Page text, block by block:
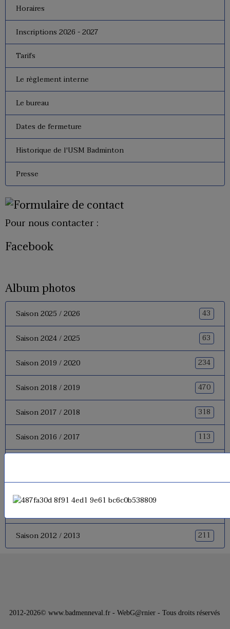
Horaires
Inscriptions 2026 - 2027
Tarifs
Le règlement interne
Le bureau
Dates de fermeture
Historique de l'USM Badminton
Presse
Pour nous contacter :
Facebook
Album photos
Saison 2025 / 2026 43
Saison 2024 / 2025 63
Saison 2019 / 2020 234
Saison 2018 / 2019 470
Saison 2017 / 2018 318
Saison 2016 / 2017 113
Saison 2014 / 2015 262
Saison 2012 / 2013 211
2012-2026© www.badmenneval.fr - WebG@rnier - Tous droits réservés